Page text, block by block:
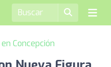
Concepción